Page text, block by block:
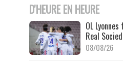
D'HEURE EN HEURE
OL
Real
08/08/26